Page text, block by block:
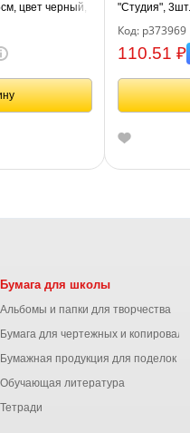
цвет черный,
"Студия",
280г/м2,
Код: р373969
110.51 ₽
книжки
Бумага для школы
Альбомы и папки для творчества
Бумага для чертежных и
Бумажная продукция для поделок
Обучающая литература
Тетради